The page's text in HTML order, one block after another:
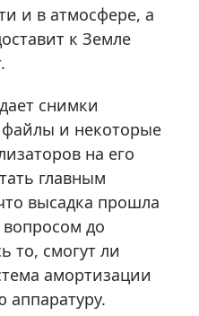
и в атмосфере, а
к Земле
снимки
файлы и некоторые
на его
главным
высадка прошла
до
то, смогут ли
амортизации
аппаратуру.